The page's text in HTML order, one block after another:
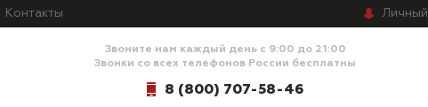
Контакты Личный
Звоните нам каждый день с 9:00 до 21:00
Звонки со всех телефонов России бесплатны
8 (800) 707-58-46